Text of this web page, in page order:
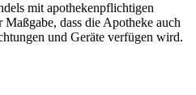
mit apothekenpflichtigen
dass die Apotheke auch
und Geräte verfügen wird.